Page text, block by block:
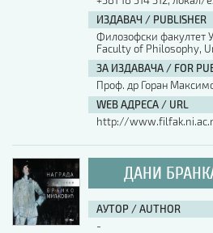
ИЗДАВАЧ / PUBLISHER
Филозофски факултет
Faculty of Philosophy,
ЗА ИЗДАВАЧА / FOR
Проф. др Горан
WEB АДРЕСА / URL
http://
ДАНИ
АУТОР / AUTHOR
-